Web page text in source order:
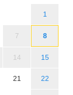
1
7 8
14 15
21 22